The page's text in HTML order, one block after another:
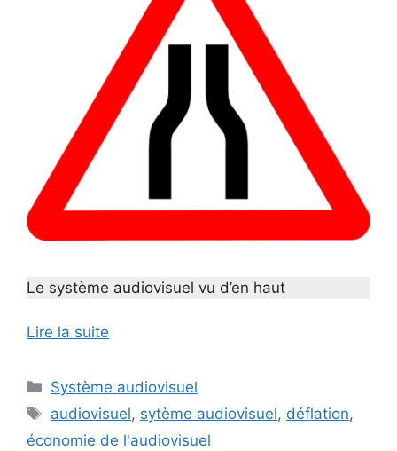
Le système audiovisuel vu d’en haut
Lire la suite
Catégories
Système audiovisuel
Étiquettes
audiovisuel, sytème audiovisuel, déflation,
économie de l'audiovisuel